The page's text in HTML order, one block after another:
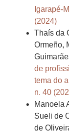
Igarapé-
(2024)
Thaís da
Ormeño,
de
tema do
n. 40
Manoela
Sueli de
de